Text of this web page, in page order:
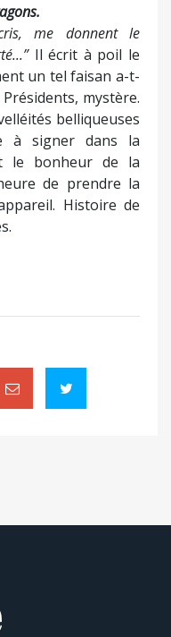
me donnent le
Il écrit à poil le
un tel faisan a-t-
mystère.
belliqueuses
à signer dans la
le bonheur de la
de prendre la
Histoire de